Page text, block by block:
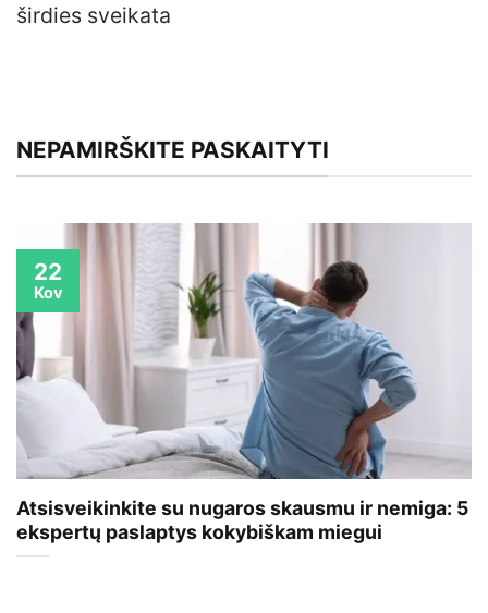
širdies sveikata
NEPAMIRŠKITE PASKAITYTI
Atsisveikinkite su nugaros skausmu ir nemiga: 5
ekspertų paslaptys kokybiškam miegui
22
Kov